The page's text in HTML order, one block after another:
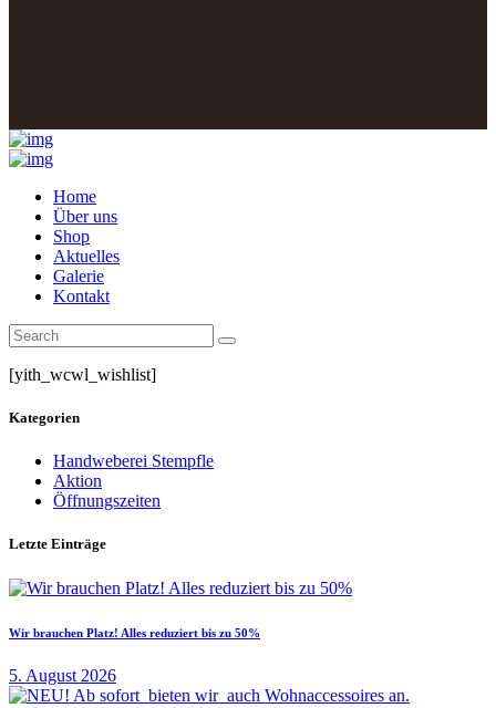
Home
Über uns
Shop
Aktuelles
Galerie
Kontakt
[yith_wcwl_wishlist]
Kategorien
Handweberei Stempfle
Aktion
Öffnungszeiten
Letzte Einträge
Wir brauchen Platz! Alles reduziert bis zu 50%
5. August 2026